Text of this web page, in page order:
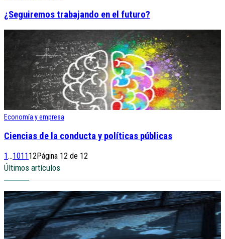
¿Seguiremos trabajando en el futuro?
Economía y empresa
Ciencias de la conducta y políticas públicas
1...1011 12Página 12 de 12
Últimos artículos